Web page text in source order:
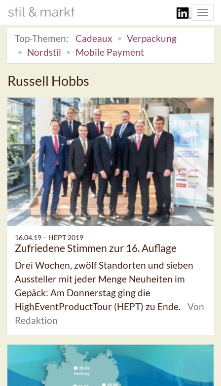
Top-Themen:
Cadeaux
Verpackung
Nordstil
Mobile Payment
Russell Hobbs
16.04.19 – HEPT 2019
Zufriedene Stimmen zur 16. Auflage
Drei Wochen, zwölf Standorten und sieben
Aussteller mit jeder Menge Neuheiten im
Gepäck: Am Donnerstag ging die
HighEventProductTour (HEPT) zu Ende.
Von
Redaktion